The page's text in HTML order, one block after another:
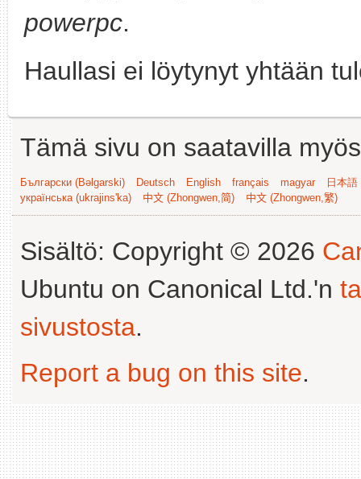
powerpc.
Haullasi ei löytynyt yhtään
Tämä sivu on saatavilla
Български (Bəlgarski) Deutsch English français magyar
日本
українська (ukrajins'ka)
中文 (Zhongwen,简) 中文 (Zhongwen,繁)
Sisältö: Copyright © 2026
Ubuntu on Canonical Ltd.'n
sivustosta.
Report a bug on this site.